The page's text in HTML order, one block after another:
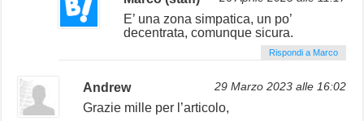
E’ una zona simpatica, un po’
decentrata, comunque sicura.
Rispondi a Marco
Andrew 29 Marzo 2023 alle 16:02
Grazie mille per l’articolo,